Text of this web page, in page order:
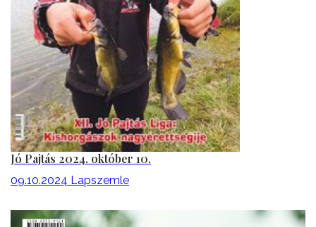
Jó Pajtás 2024. október 10.
09.10.2024 Lapszemle